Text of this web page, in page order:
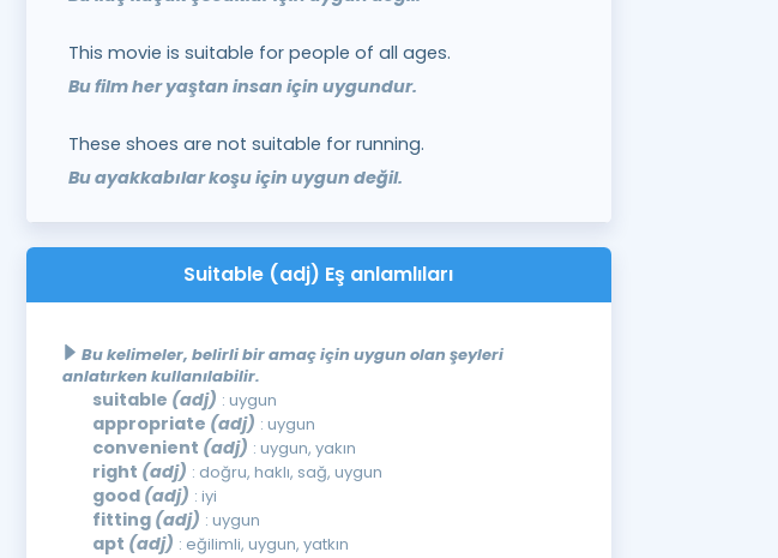
This movie is suitable for people of all ages.
Bu film her yaştan insan için uygundur.
These shoes are not suitable for running.
Bu ayakkabılar koşu için uygun değil.
Suitable (adj) Eş anlamlıları
Bu kelimeler, belirli bir amaç için uygun olan şeyleri
anlatırken kullanılabilir.
suitable (adj) : uygun
appropriate (adj) : uygun
convenient (adj) : uygun, yakın
right (adj) : doğru, haklı, sağ, uygun
good (adj) : iyi
fitting (adj) : uygun
apt (adj) : eğilimli, uygun, yatkın